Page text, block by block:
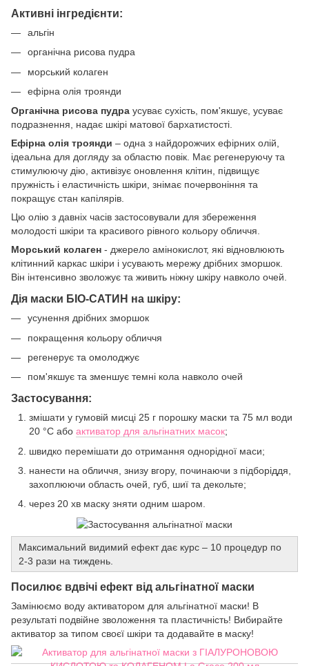
Активні інгредієнти:
альгін
органічна рисова пудра
морський колаген
ефірна олія троянди
Органічна рисова пудра усуває сухість, пом'якшує, усуває
подразнення, надає шкірі матової бархатистості.
Ефірна олія троянди – одна з найдорожчих ефірних олій,
ідеальна для догляду за областю повік. Має регенеруючу та
стимулюючу дію, активізує оновлення клітин, підвищує
пружність і еластичність шкіри, знімає почервоніння та
покращує стан капілярів.
Цю олію з давніх часів застосовували для збереження
молодості шкіри та красивого рівного кольору обличчя.
Морський колаген - джерело амінокислот, які відновлюють
клітинний каркас шкіри і усувають мережу дрібних зморшок.
Він інтенсивно зволожує та живить ніжну шкіру навколо очей.
Дія маски БІО-САТИН на шкіру:
усунення дрібних зморшок
покращення кольору обличчя
регенерує та омолоджує
пом'якшує та зменшує темні кола навколо очей
Застосування:
змішати у гумовій мисці 25 г порошку маски та 75 мл води
20 °C або активатор для альгінатних масок;
швидко перемішати до отримання однорідної маси;
нанести на обличчя, знизу вгору, починаючи з підборіддя,
захоплюючи область очей, губ, шиї та декольте;
через 20 хв маску зняти одним шаром.
Максимальний видимий ефект дає курс – 10 процедур по
2-3 рази на тиждень.
Посилює вдвічі ефект від альгінатної маски
Замінюємо воду активатором для альгінатної маски! В
результаті подвійне зволоження та пластичність! Вибирайте
активатор за типом своєї шкіри та додавайте в маску!